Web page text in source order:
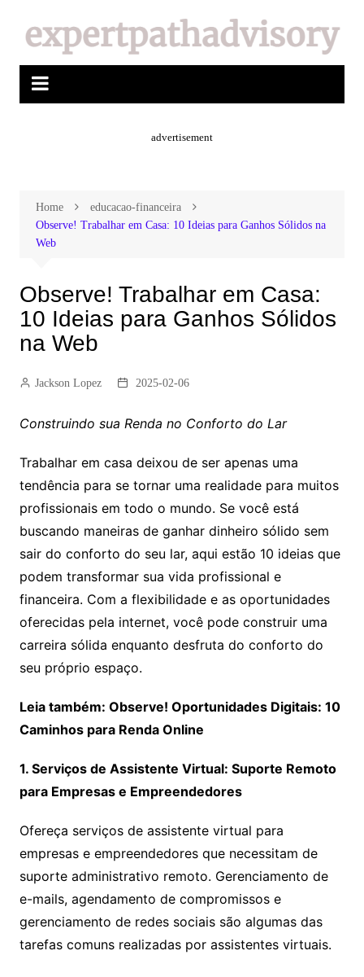
advertisement
Home
educacao-financeira
Observe! Trabalhar em Casa: 10 Ideias para Ganhos Sólidos na
Web
Observe! Trabalhar em Casa:
10 Ideias para Ganhos Sólidos
na Web
Jackson Lopez 2025-02-06
Construindo sua Renda no Conforto do Lar
Trabalhar em casa deixou de ser apenas uma
tendência para se tornar uma realidade para muitos
profissionais em todo o mundo. Se você está
buscando maneiras de ganhar dinheiro sólido sem
sair do conforto do seu lar, aqui estão 10 ideias que
podem transformar sua vida profissional e
financeira. Com a flexibilidade e as oportunidades
oferecidas pela internet, você pode construir uma
carreira sólida enquanto desfruta do conforto do
seu próprio espaço.
Leia também: Observe! Oportunidades Digitais: 10
Caminhos para Renda Online
1. Serviços de Assistente Virtual: Suporte Remoto
para Empresas e Empreendedores
Ofereça serviços de assistente virtual para
empresas e empreendedores que necessitam de
suporte administrativo remoto. Gerenciamento de
e-mails, agendamento de compromissos e
gerenciamento de redes sociais são algumas das
tarefas comuns realizadas por assistentes virtuais.